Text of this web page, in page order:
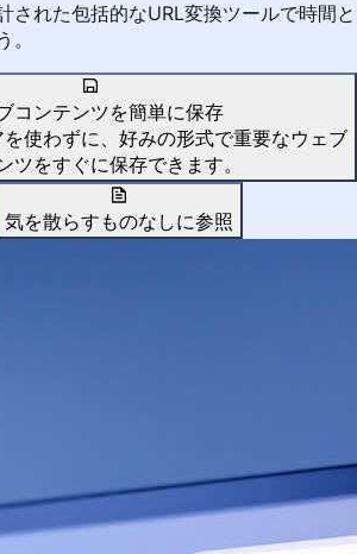
された包括的なURL変換ツールで時間と
コンテンツを簡単に保存
使わずに、好みの形式で重要なウェブ
ツをすぐに保存できます。
気を散らすものなしに参照